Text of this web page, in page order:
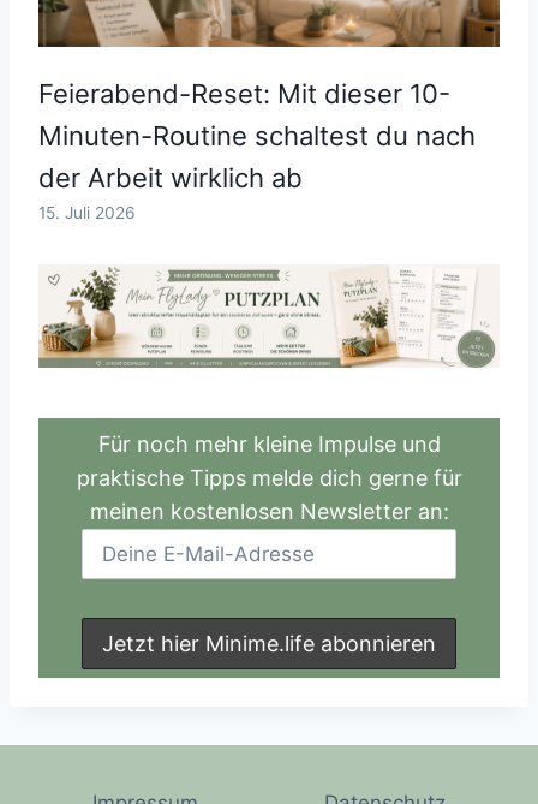
Feierabend-Reset: Mit dieser 10-
Minuten-Routine schaltest du nach
der Arbeit wirklich ab
15. Juli 2026
Für noch mehr kleine Impulse und
praktische Tipps melde dich gerne für
meinen kostenlosen Newsletter an: